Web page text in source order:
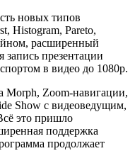
новых типов
Histogram, Pareto,
расширенный
запись презентации
в видео до 1080p.
Morph, Zoom-навигации,
Show с видеоведущим,
это пришло
поддержка
продолжает